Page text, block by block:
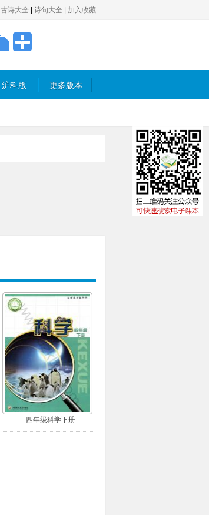
古诗大全 诗句大全 加入收藏
沪科版 更多版本
四年级科学下册